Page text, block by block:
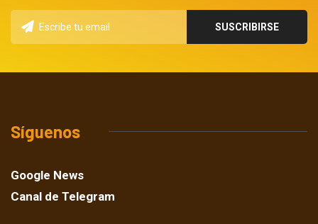
Síguenos
Google News
Canal de Telegram